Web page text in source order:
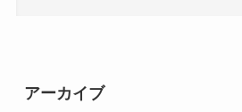
アーカイブ